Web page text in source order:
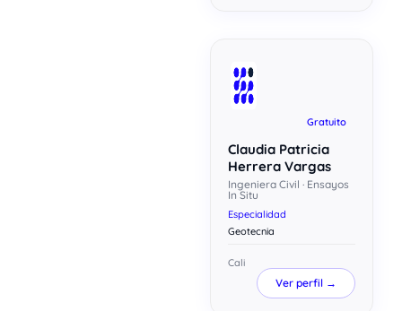
Gratuito
Claudia Patricia
Herrera Vargas
Ingeniera Civil · Ensayos
In Situ
Especialidad
Geotecnia
Cali
Ver perfil →